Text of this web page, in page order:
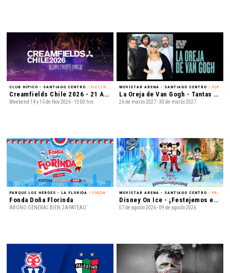
CLUB HÍPICO - SANTIAGO CENTRO / ELECTRÓNICA
Creamfields Chile 2026 - 21 Años
Weekend 14 y 15 de Nov 2026 - 13:00 hrs
MOVISTAR ARENA - SANTIAGO CENTRO / POP
La Oreja de Van Gogh - Tantas cosas que contar Tour 2027
26 de marzo 2027 - 30 de marzo 2027
PARQUE LOS HEROES - LA FLORIDA / FONDA
Fonda Doña Florinda
ABONO GENERAL BIEN ZAPATEAO´
MOVISTAR ARENA - SANTIAGO CENTRO / PATINAJE EN HIELO
Disney On Ice - ¡Festejemos en Familia!
07 de agosto 2026 - 09 de agosto 2026